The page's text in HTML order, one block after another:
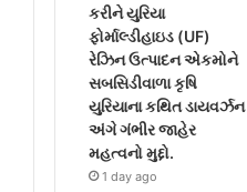
કરીને યુરિયા
ફોર્માલ્ડીહાઇડ (UF)
રેઝિન ઉત્પાદન એકમોને
સબસિડીવાળા કૃષિ
યુરિયાના કથિત ડાયવર્ઝન
અંગે ગંભીર જાહેર
મહત્વનો મુદ્દો.
1 day ago